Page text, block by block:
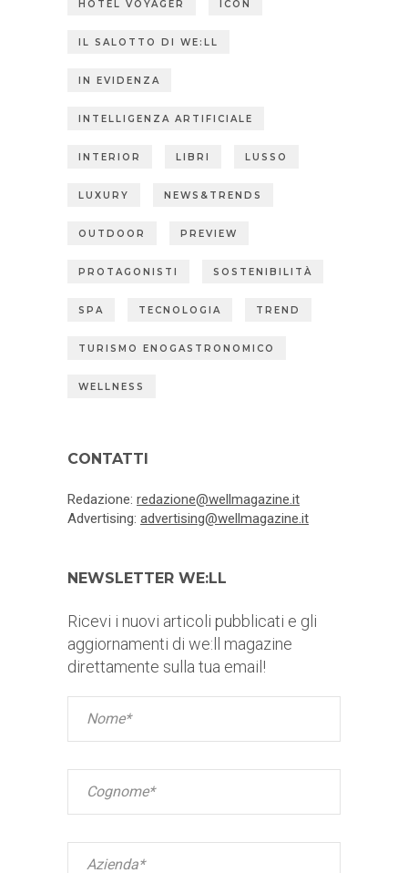
HOTEL VOYAGER ICON
IL SALOTTO DI WE:LL
IN EVIDENZA
INTELLIGENZA ARTIFICIALE
INTERIOR LIBRI LUSSO
LUXURY NEWS&TRENDS
OUTDOOR PREVIEW
PROTAGONISTI SOSTENIBILITÀ
SPA TECNOLOGIA TREND
TURISMO ENOGASTRONOMICO
WELLNESS
CONTATTI
Redazione: redazione@wellmagazine.it
Advertising: advertising@wellmagazine.it
NEWSLETTER WE:LL
Ricevi i nuovi articoli pubblicati e gli
aggiornamenti di we:ll magazine
direttamente sulla tua email!